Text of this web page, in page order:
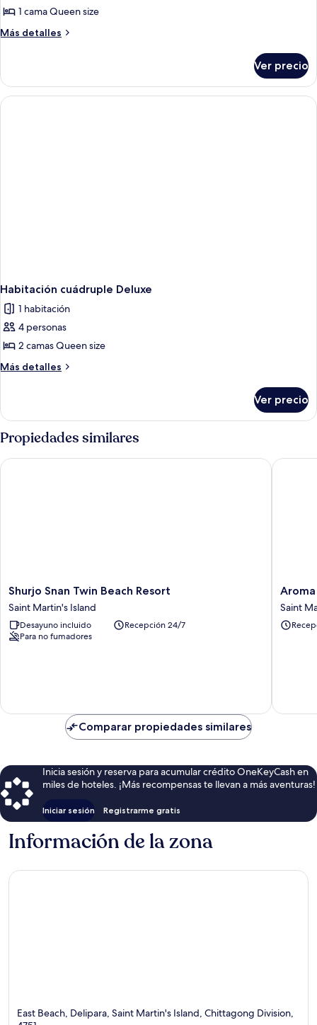
1 cama Queen size
Más detalles
Más
doble
Deluxe
Ver precio
Habitación cuádruple Deluxe
1 habitación
4 personas
2 camas Queen size
Más detalles
Más
cuádruple
Deluxe
Ver precio
Propiedades similares
Shurjo
Snan
Twin
Beach
Resort
Shurjo Snan Twin Beach Resort
Saint Martin's Island
Desayuno incluido
Recepción 24/7
Para no fumadores
Shurjo Snan Twin Beach Resort
Aroma
Beach
Resort
Saint
Aroma
Comparar propiedades similares
Inicia sesión y reserva para acumular crédito OneKeyCash en
miles de hoteles. ¡Más recompensas te llevan a más aventuras!
Iniciar sesión Registrarme gratis
Información de la zona
East Beach, Delipara, Saint Martin's Island, Chittagong Division,